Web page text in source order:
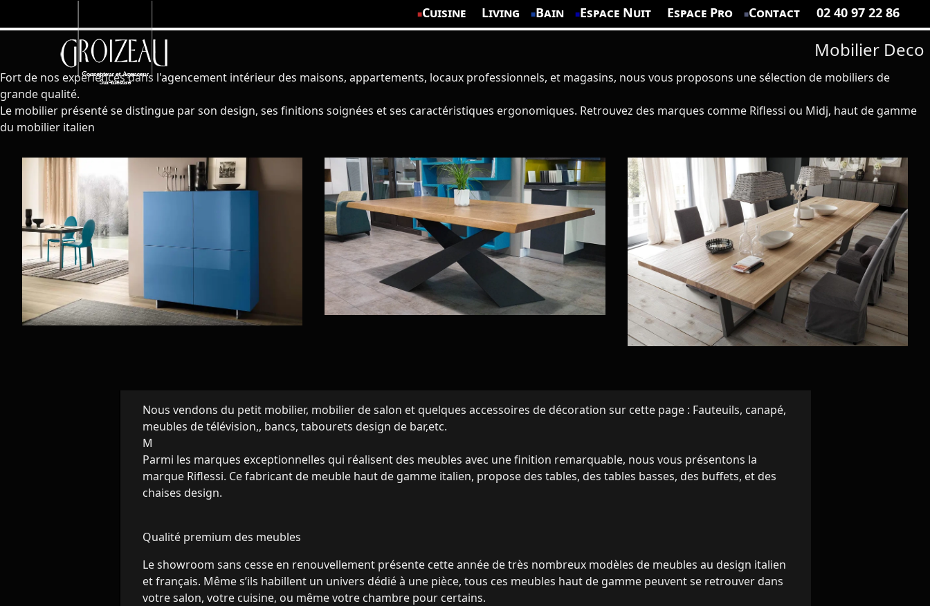
Cuisine Living Bain Espace Nuit Espace Pro Contact 02 40 97 22 86
Mobilier Deco
Fort de nos expériences dans l'agencement intérieur des maisons, appartements, locaux professionnels, et magasins, nous vous proposons une sélection de mobiliers de
grande qualité.
Le mobilier présenté se distingue par son design, ses finitions soignées et ses caractéristiques ergonomiques. Retrouvez des marques comme Riflessi ou Midj, haut de gamme
du mobilier italien
Nous vendons du petit mobilier, mobilier de salon et quelques accessoires de décoration sur cette page : Fauteuils, canapé,
meubles de télévision,, bancs, tabourets design de bar,etc.
M
Parmi les marques exceptionnelles qui réalisent des meubles avec une finition remarquable, nous vous présentons la
marque Riflessi. Ce fabricant de meuble haut de gamme italien, propose des tables, des tables basses, des buffets, et des
chaises design.
Qualité premium des meubles
Le showroom sans cesse en renouvellement présente cette année de très nombreux modèles de meubles au design italien
et français. Même s’ils habillent un univers dédié à une pièce, tous ces meubles haut de gamme peuvent se retrouver dans
votre salon, votre cuisine, ou même votre chambre pour certains.